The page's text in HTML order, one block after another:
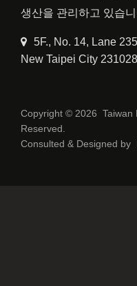
생산을 관리하고 있습
5F., No. 14, Lane
New Taipei City
Copyright © 2026 Taiwan
Reserved.
Consulted & Designed by